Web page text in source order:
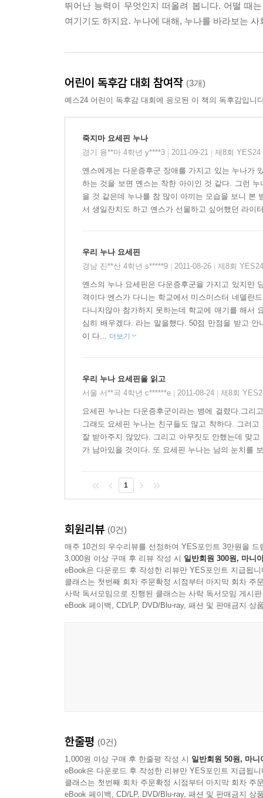
뛰어난 능력이 무엇인지 떠올려 봅니다. 어떨 때
여기기도 하지요. 누나에 대해, 누나를 바라보는
어린이 독후감 대회 참여작 (3개)
예스24 어린이 독후감 대회에 응모된 이 책의 독후감입니
죽지마 요세핀 누나
경기 용**마 4학년 y****3
2011-09-21 제8회
옌스에게는 다운증후군 장애를 가지고 있는 누나가
하는 것을 보면 옌스는 착한 아이인 것 같다. 그런
을 것 같은데 누나를 참 많이 아끼는 모습을 보니 본
서 생일잔치도 하고 옌스가 선물하고 싶어했던 라
우리 누나 요세핀
경남 진**산 4학년 s*****9
2011-08-26 제8회
옌스의 누나 요세핀은 다운증후군을 가지고 있지만
격이다 엔스가 다니는 학교에서 미스미스터 네델란
다니지않아 참가하지 못하는데 학교에 애기를 해서
심히 배우겠다. 라는 말을했다. 50점 만점을 받고
이 다... 더보기
우리 누나 요세핀을 읽고
서울 서**곡 4학년 c******e
2011-08-24 제8회
요세핀 누나는 다운증후군이라는 병에 걸렸다.그리
그래도 요세핀 누나는 친구들도 많고 착하다. 그러
잘 받아주지 않았다. 그리고 아무짓도 안했는데 맞
가 남아있을 것이다. 또 요세핀 누나는 남의 눈치를
1
회원리뷰 (0건)
매주 10건의 우수리뷰를 선정하여 YES포인트 3만원을 드
3,000원 이상 구매 후 리뷰 작성 시 일반회원 300원, 마니
eBook은 다운로드 후 작성한 리뷰만 YES포인트 지급됩니
클래스는 첫번째 회차 주문확정 시점부터 마지막 회차 주
사락 독서모임으로 진행된 클래스는 사락 독서모임 게시
eBook 페이백, CD/LP, DVD/Blu-ray, 패션 및 판매금지 상
한줄평 (0건)
1,000원 이상 구매 후 한줄평 작성 시 일반회원 50원, 마니
eBook은 다운로드 후 작성한 리뷰만 YES포인트 지급됩니
클래스는 첫번째 회차 주문확정 시점부터 마지막 회차 주
eBook 페이백, CD/LP, DVD/Blu-ray, 패션 및 판매금지 상